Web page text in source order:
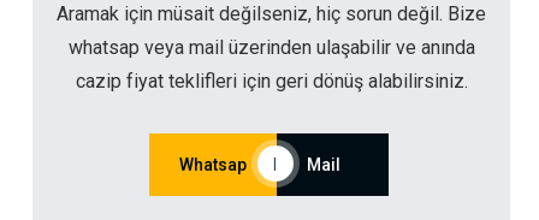
Aramak için müsait değilseniz, hiç sorun değil. Bize
whatsap veya mail üzerinden ulaşabilir ve anında
cazip fiyat teklifleri için geri dönüş alabilirsiniz.
Whatsap | Mail